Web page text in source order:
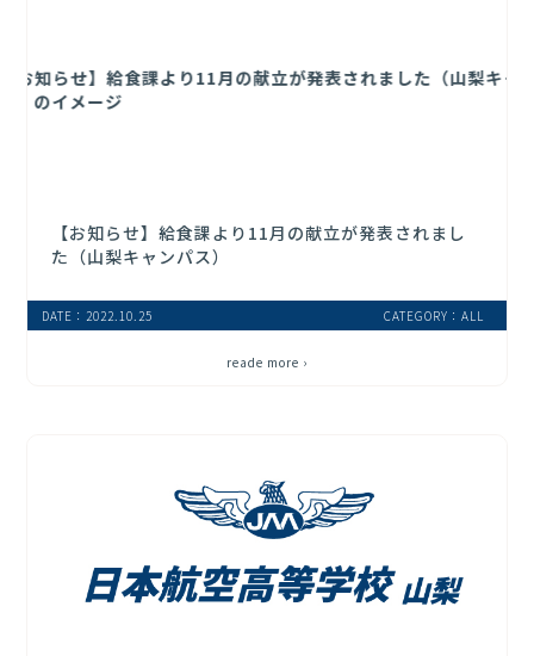
【お知らせ】給食課より11月の献立が発表されまし
た（山梨キャンパス）
DATE：2022.10.25 CATEGORY：ALL
reade more ›